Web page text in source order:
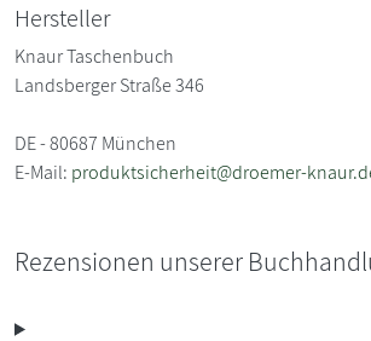
Hersteller
Knaur Taschenbuch
Landsberger Straße 346
DE - 80687 München
E-Mail: produktsicherheit@droemer-
Rezensionen unserer